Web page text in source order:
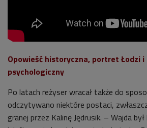
Opowieść historyczna, portret Łodzi
psychologiczny
Po latach reżyser wracał także do
odczytywano niektóre postaci,
granej przez Kalinę Jędrusik. – Wajda